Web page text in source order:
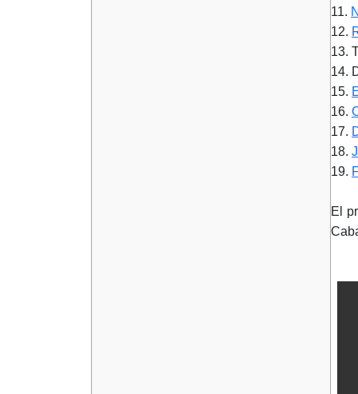
11.
12.
13.
14.
15.
16.
17.
18.
19.
El